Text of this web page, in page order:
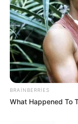
BRAINBERRIES
What Happened To